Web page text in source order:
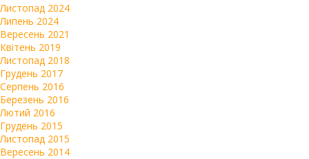
Листопад 2024
Липень 2024
Вересень 2021
Квітень 2019
Листопад 2018
Грудень 2017
Серпень 2016
Березень 2016
Лютий 2016
Грудень 2015
Листопад 2015
Вересень 2014